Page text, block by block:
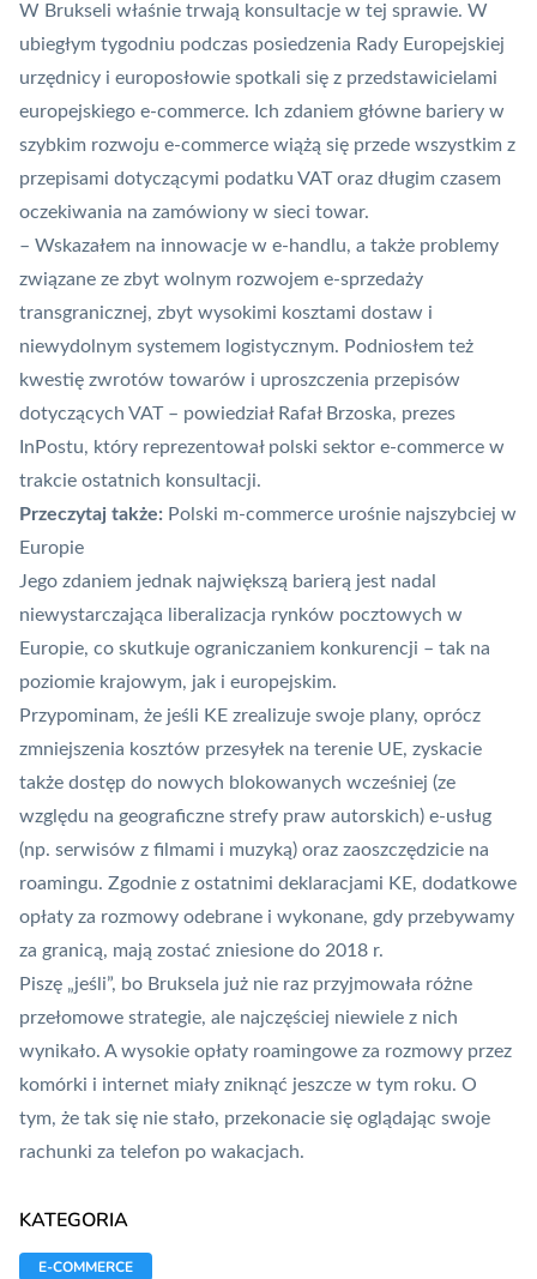
W Brukseli właśnie trwają konsultacje w tej sprawie. W
ubiegłym tygodniu podczas posiedzenia Rady Europejskiej
urzędnicy i europosłowie spotkali się z przedstawicielami
europejskiego e-commerce. Ich zdaniem główne bariery w
szybkim rozwoju e-commerce wiążą się przede wszystkim z
przepisami dotyczącymi podatku VAT oraz długim czasem
oczekiwania na zamówiony w sieci towar.
– Wskazałem na innowacje w e-handlu, a także problemy
związane ze zbyt wolnym rozwojem e-sprzedaży
transgranicznej, zbyt wysokimi kosztami dostaw i
niewydolnym systemem logistycznym. Podniosłem też
kwestię zwrotów towarów i uproszczenia przepisów
dotyczących VAT – powiedział Rafał Brzoska, prezes
InPostu, który reprezentował polski sektor e-commerce w
trakcie ostatnich konsultacji.
Przeczytaj także: Polski m-commerce urośnie najszybciej w
Europie
Jego zdaniem jednak największą barierą jest nadal
niewystarczająca liberalizacja rynków pocztowych w
Europie, co skutkuje ograniczaniem konkurencji – tak na
poziomie krajowym, jak i europejskim.
Przypominam, że jeśli KE zrealizuje swoje plany, oprócz
zmniejszenia kosztów przesyłek na terenie UE, zyskacie
także dostęp do nowych blokowanych wcześniej (ze
względu na geograficzne strefy praw autorskich) e-usług
(np. serwisów z filmami i muzyką) oraz zaoszczędzicie na
roamingu. Zgodnie z ostatnimi deklaracjami KE, dodatkowe
opłaty za rozmowy odebrane i wykonane, gdy przebywamy
za granicą, mają zostać zniesione do 2018 r.
Piszę „jeśli”, bo Bruksela już nie raz przyjmowała różne
przełomowe strategie, ale najczęściej niewiele z nich
wynikało. A wysokie opłaty roamingowe za rozmowy przez
komórki i internet miały zniknąć jeszcze w tym roku. O
tym, że tak się nie stało, przekonacie się oglądając swoje
rachunki za telefon po wakacjach.
KATEGORIA
E-COMMERCE